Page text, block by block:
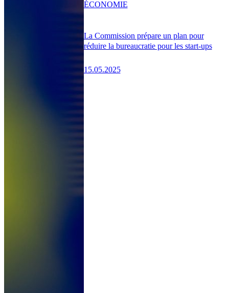
La Commission prépare un plan pour
réduire la bureaucratie pour les start-ups
15.05.2025
ÉCONOMIE